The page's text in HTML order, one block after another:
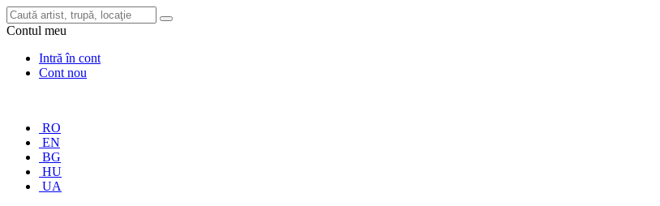
Contul meu
Intră în cont
Cont nou
RO
EN
BG
HU
UA